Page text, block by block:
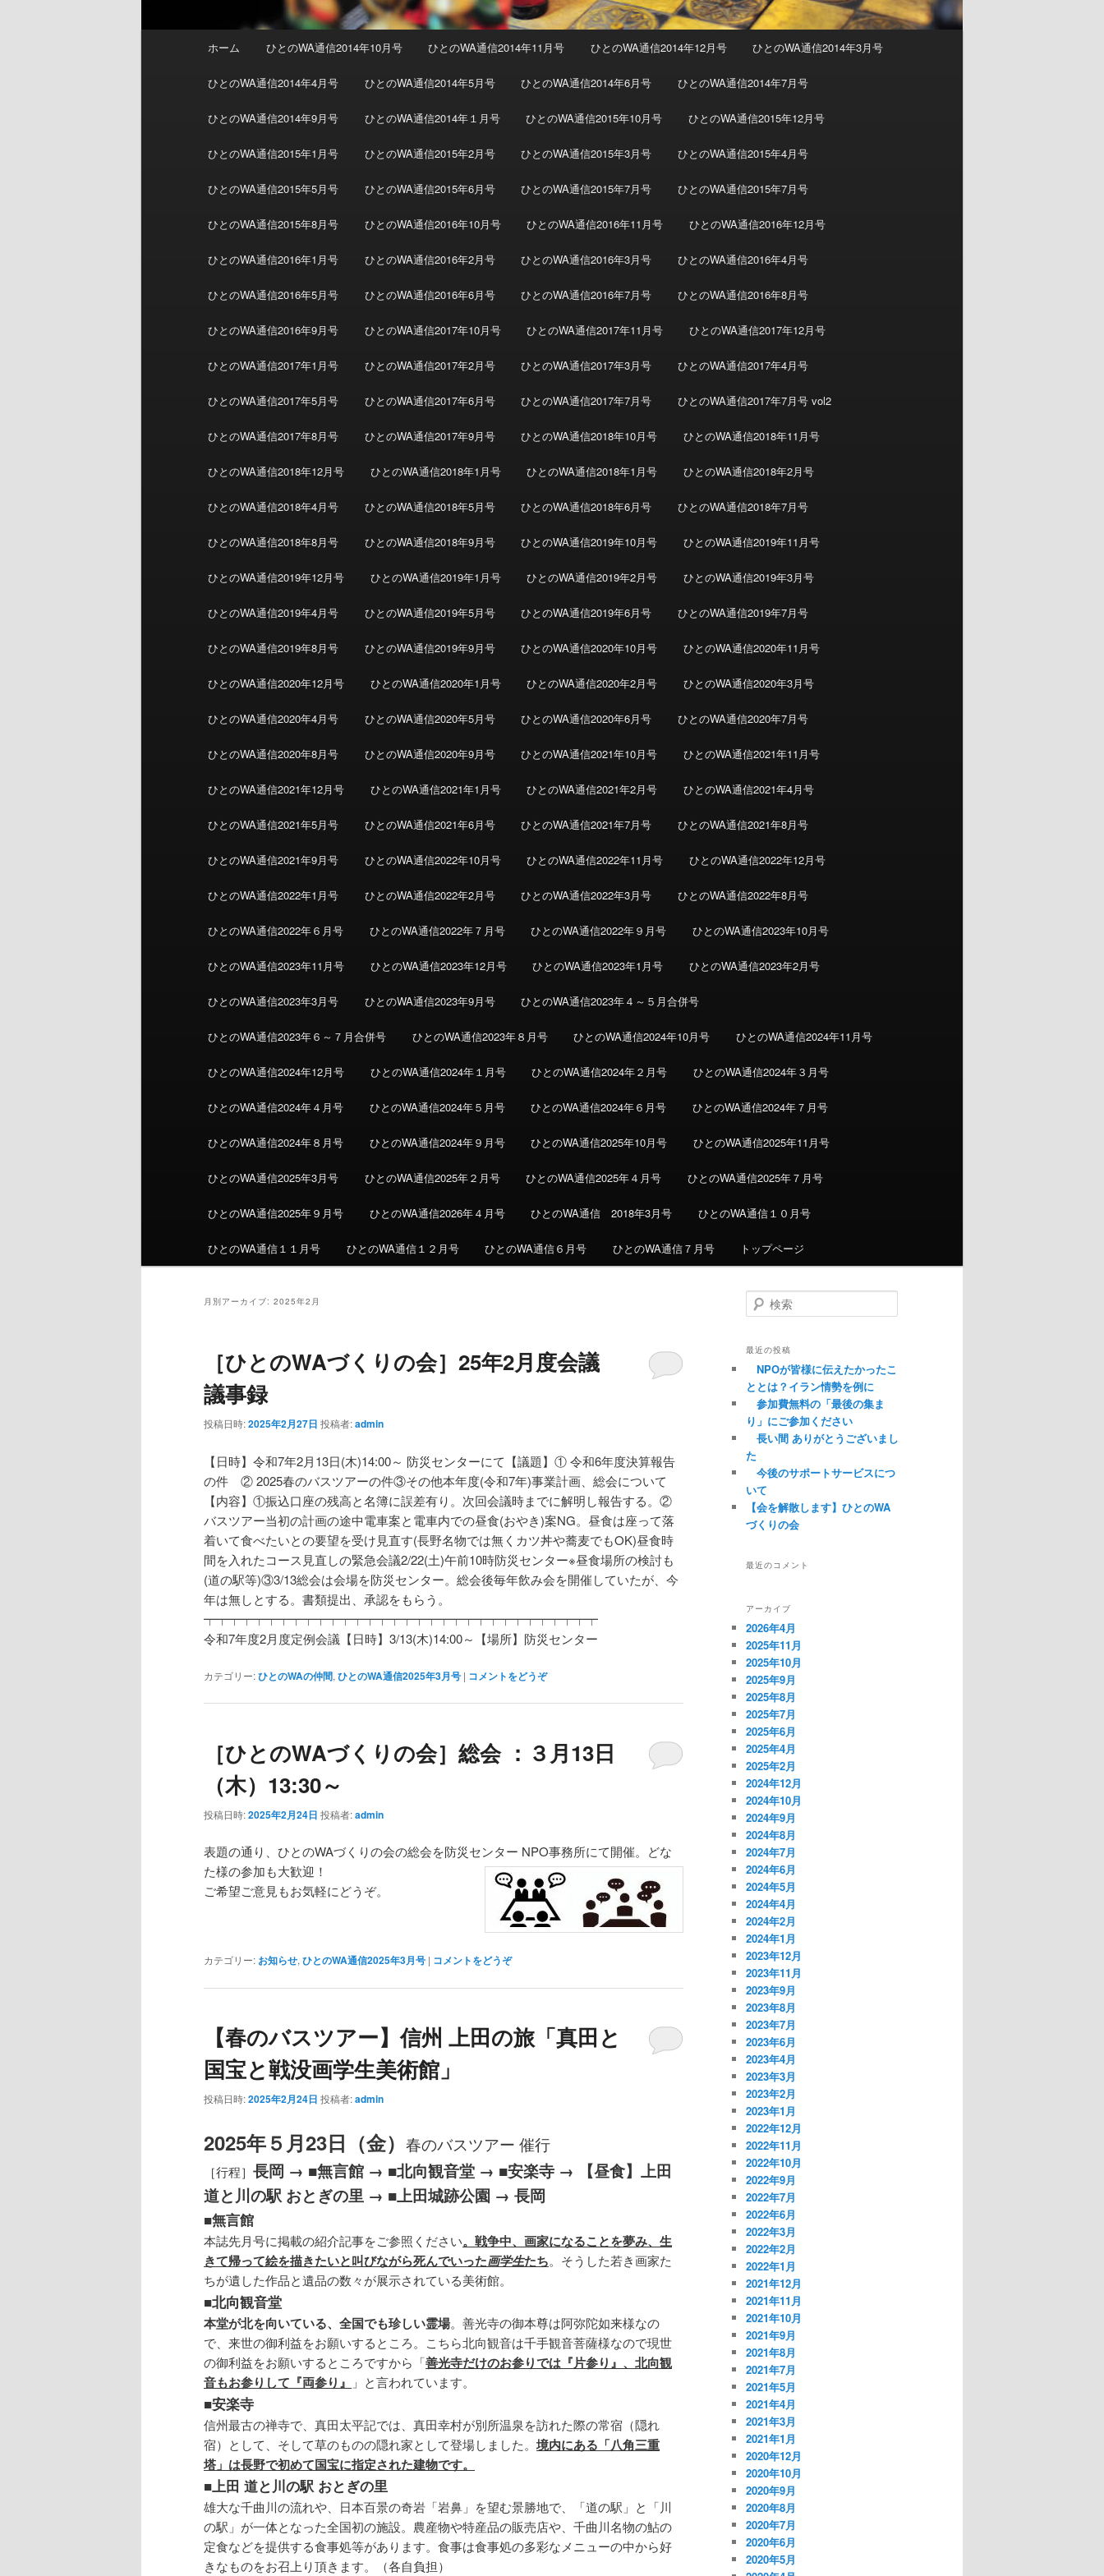
メインコンテンツへ移動
サブコンテンツへ移動
ホーム ひとのWA通信2014年10月号 ひとのWA通信2014年11月号 ひとのWA通信2014年12月号 ひとのWA通信2014年3月号
ひとのWA通信2014年4月号 ひとのWA通信2014年5月号 ひとのWA通信2014年6月号 ひとのWA通信2014年7月号
ひとのWA通信2014年9月号 ひとのWA通信2014年１月号 ひとのWA通信2015年10月号 ひとのWA通信2015年12月号
ひとのWA通信2015年1月号 ひとのWA通信2015年2月号 ひとのWA通信2015年3月号 ひとのWA通信2015年4月号
ひとのWA通信2015年5月号 ひとのWA通信2015年6月号 ひとのWA通信2015年7月号 ひとのWA通信2015年7月号
ひとのWA通信2015年8月号 ひとのWA通信2016年10月号 ひとのWA通信2016年11月号 ひとのWA通信2016年12月号
ひとのWA通信2016年1月号 ひとのWA通信2016年2月号 ひとのWA通信2016年3月号 ひとのWA通信2016年4月号
ひとのWA通信2016年5月号 ひとのWA通信2016年6月号 ひとのWA通信2016年7月号 ひとのWA通信2016年8月号
ひとのWA通信2016年9月号 ひとのWA通信2017年10月号 ひとのWA通信2017年11月号 ひとのWA通信2017年12月号
ひとのWA通信2017年1月号 ひとのWA通信2017年2月号 ひとのWA通信2017年3月号 ひとのWA通信2017年4月号
ひとのWA通信2017年5月号 ひとのWA通信2017年6月号 ひとのWA通信2017年7月号 ひとのWA通信2017年7月号 vol2
ひとのWA通信2017年8月号 ひとのWA通信2017年9月号 ひとのWA通信2018年10月号 ひとのWA通信2018年11月号
ひとのWA通信2018年12月号 ひとのWA通信2018年1月号 ひとのWA通信2018年1月号 ひとのWA通信2018年2月号
ひとのWA通信2018年4月号 ひとのWA通信2018年5月号 ひとのWA通信2018年6月号 ひとのWA通信2018年7月号
ひとのWA通信2018年8月号 ひとのWA通信2018年9月号 ひとのWA通信2019年10月号 ひとのWA通信2019年11月号
ひとのWA通信2019年12月号 ひとのWA通信2019年1月号 ひとのWA通信2019年2月号 ひとのWA通信2019年3月号
ひとのWA通信2019年4月号 ひとのWA通信2019年5月号 ひとのWA通信2019年6月号 ひとのWA通信2019年7月号
ひとのWA通信2019年8月号 ひとのWA通信2019年9月号 ひとのWA通信2020年10月号 ひとのWA通信2020年11月号
ひとのWA通信2020年12月号 ひとのWA通信2020年1月号 ひとのWA通信2020年2月号 ひとのWA通信2020年3月号
ひとのWA通信2020年4月号 ひとのWA通信2020年5月号 ひとのWA通信2020年6月号 ひとのWA通信2020年7月号
ひとのWA通信2020年8月号 ひとのWA通信2020年9月号 ひとのWA通信2021年10月号 ひとのWA通信2021年11月号
ひとのWA通信2021年12月号 ひとのWA通信2021年1月号 ひとのWA通信2021年2月号 ひとのWA通信2021年4月号
ひとのWA通信2021年5月号 ひとのWA通信2021年6月号 ひとのWA通信2021年7月号 ひとのWA通信2021年8月号
ひとのWA通信2021年9月号 ひとのWA通信2022年10月号 ひとのWA通信2022年11月号 ひとのWA通信2022年12月号
ひとのWA通信2022年1月号 ひとのWA通信2022年2月号 ひとのWA通信2022年3月号 ひとのWA通信2022年8月号
ひとのWA通信2022年６月号 ひとのWA通信2022年７月号 ひとのWA通信2022年９月号 ひとのWA通信2023年10月号
ひとのWA通信2023年11月号 ひとのWA通信2023年12月号 ひとのWA通信2023年1月号 ひとのWA通信2023年2月号
ひとのWA通信2023年3月号 ひとのWA通信2023年9月号 ひとのWA通信2023年４～５月合併号
ひとのWA通信2023年６～７月合併号 ひとのWA通信2023年８月号 ひとのWA通信2024年10月号 ひとのWA通信2024年11月号
ひとのWA通信2024年12月号 ひとのWA通信2024年１月号 ひとのWA通信2024年２月号 ひとのWA通信2024年３月号
ひとのWA通信2024年４月号 ひとのWA通信2024年５月号 ひとのWA通信2024年６月号 ひとのWA通信2024年７月号
ひとのWA通信2024年８月号 ひとのWA通信2024年９月号 ひとのWA通信2025年10月号 ひとのWA通信2025年11月号
ひとのWA通信2025年3月号 ひとのWA通信2025年２月号 ひとのWA通信2025年４月号 ひとのWA通信2025年７月号
ひとのWA通信2025年９月号 ひとのWA通信2026年４月号 ひとのWA通信 2018年3月号 ひとのWA通信１０月号
ひとのWA通信１１月号 ひとのWA通信１２月号 ひとのWA通信６月号 ひとのWA通信７月号 トップページ
月別アーカイブ: 2025年2月
［ひとのWAづくりの会］25年2月度会議
議事録
投稿日時:2025年2月27日 投稿者:admin
【日時】令和7年2月13日(木)14:00～ 防災センターにて【議題】① 令和6年度決算報告
の件 ② 2025春のバスツアーの件③その他本年度(令和7年)事業計画、総会について
【内容】①振込口座の残高と名簿に誤差有り。次回会議時までに解明し報告する。②
バスツアー当初の計画の途中電車案と電車内での昼食(おやき)案NG。昼食は座って落
着いて食べたいとの要望を受け見直す(長野名物では無くカツ丼や蕎麦でもOK)昼食時
間を入れたコース見直しの緊急会議2/22(土)午前10時防災センター※昼食場所の検討も
(道の駅等)③3/13総会は会場を防災センター。総会後毎年飲み会を開催していたが、今
年は無しとする。書類提出、承認をもらう。
┯┯┯┯┯┯┯┯┯┯┯┯┯┯┯┯┯┯┯┯┯┯┯┯┯┯┯┯┯┯┯┯
令和7年度2月度定例会議【日時】3/13(木)14:00～【場所】防災センター
カテゴリー:ひとのWAの仲間, ひとのWA通信2025年3月号 | コメントをどうぞ
［ひとのWAづくりの会］総会 ：３月13日
（木）13:30～
投稿日時:2025年2月24日 投稿者:admin
表題の通り、ひとのWAづくりの会の総会を防災センター NPO事務所にて開催。どな
た様の参加も大歓迎！
ご希望ご意見もお気軽にどうぞ。
カテゴリー: お知らせ, ひとのWA通信2025年3月号 | コメントをどうぞ
【春のバスツアー】信州 上田の旅「真田と
国宝と戦没画学生美術館」
投稿日時:2025年2月24日 投稿者:admin
2025年５月23日（金） 春のバスツアー 催行
［行程］ 長岡 → ■無言館 → ■北向観音堂 → ■安楽寺 → 【昼食】上田
道と川の駅 おとぎの里 → ■上田城跡公園 → 長岡
■無言館
本誌先月号に掲載の紹介記事をご参照ください。戦争中、画家になることを夢み、生
きて帰って絵を描きたいと叫びながら死んでいった画学生たち。そうした若き画家た
ちが遺した作品と遺品の数々が展示されている美術館。
■北向観音堂
本堂が北を向いている、全国でも珍しい霊場。善光寺の御本尊は阿弥陀如来様なの
で、来世の御利益をお願いするところ。こちら北向観音は千手観音菩薩様なので現世
の御利益をお願いするところですから「善光寺だけのお参りでは『片参り』、北向観
音もお参りして『両参り』
」と言われています。
■安楽寺
信州最古の禅寺で、真田太平記では、真田幸村が別所温泉を訪れた際の常宿（隠れ
宿）として、そして草のものの隠れ家として登場しました。 境内にある「八角三重
塔」は長野で初めて国宝に指定された建物です。
■上田 道と川の駅 おとぎの里
雄大な千曲川の流れや、日本百景の奇岩「岩鼻」を望む景勝地で、「道の駅」と「川
の駅」が一体となった全国初の施設。農産物や特産品の販売店や、千曲川名物の鮎の
定食などを提供する食事処等があります。食事は食事処の多彩なメニューの中から好
きなものをお召上り頂きます。（各自負担）
検索
最近の投稿
NPOが皆様に伝えたかったこ
ととは？イラン情勢を例に
参加費無料の「最後の集ま
り」にご参加ください
長い間 ありがとうございまし
た
今後のサポートサービスにつ
いて
【会を解散します】ひとのWA
づくりの会
最近のコメント
アーカイブ
2026年4月
2025年11月
2025年10月
2025年9月
2025年8月
2025年7月
2025年6月
2025年4月
2025年2月
2024年12月
2024年10月
2024年9月
2024年8月
2024年7月
2024年6月
2024年5月
2024年4月
2024年2月
2024年1月
2023年12月
2023年11月
2023年9月
2023年8月
2023年7月
2023年6月
2023年4月
2023年3月
2023年2月
2023年1月
2022年12月
2022年11月
2022年10月
2022年9月
2022年7月
2022年6月
2022年3月
2022年2月
2022年1月
2021年12月
2021年11月
2021年10月
2021年9月
2021年8月
2021年7月
2021年5月
2021年4月
2021年3月
2021年1月
2020年12月
2020年10月
2020年9月
2020年8月
2020年7月
2020年6月
2020年5月